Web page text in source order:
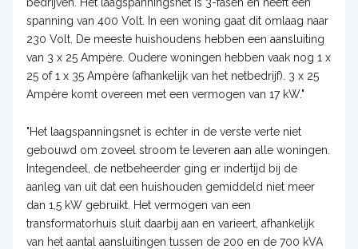
spanning van 400 Volt. In een woning gaat dit omlaag naar
230 Volt. De meeste huishoudens hebben een aansluiting
van 3 x 25 Ampère. Oudere woningen hebben vaak nog 1 x
25 of 1 x 35 Ampère (afhankelijk van het netbedrijf). 3 x 25
Ampère komt overeen met een vermogen van 17 kW."
"Het laagspanningsnet is echter in de verste verte niet
gebouwd om zoveel stroom te leveren aan alle woningen.
Integendeel, de netbeheerder ging er indertijd bij de
aanleg van uit dat een huishouden gemiddeld niet meer
dan 1,5 kW gebruikt. Het vermogen van een
transformatorhuis sluit daarbij aan en varieert, afhankelijk
van het aantal aansluitingen tussen de 200 en de 700 kVA